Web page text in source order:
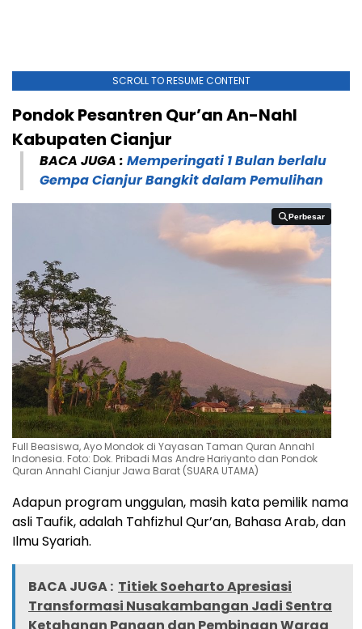
SCROLL TO RESUME CONTENT
Pondok Pesantren Qur’an An-Nahl
Kabupaten Cianjur
BACA JUGA : Memperingati 1 Bulan berlalu
Gempa Cianjur Bangkit dalam Pemulihan
Perbesar
Perbesar
Full Beasiswa, Ayo Mondok di Yayasan Taman Quran Annahl
Indonesia. Foto: Dok. Pribadi Mas Andre Hariyanto dan Pondok
Quran Annahl Cianjur Jawa Barat (SUARA UTAMA)
Adapun program unggulan, masih kata pemilik nama
asli Taufik, adalah Tahfizhul Qur’an, Bahasa Arab, dan
Ilmu Syariah.
BACA JUGA : Titiek Soeharto Apresiasi
Transformasi Nusakambangan Jadi Sentra